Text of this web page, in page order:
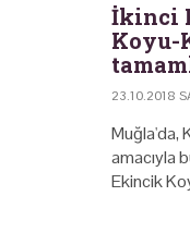
İkinci
Koyu-
23.10.2018
Muğla'da,
amacıyla
Ekincik